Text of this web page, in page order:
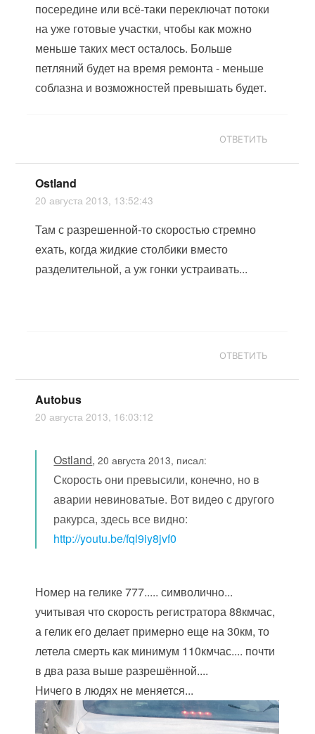
посередине или всё-таки переключат потоки
на уже готовые участки, чтобы как можно
меньше таких мест осталось. Больше
петляний будет на время ремонта - меньше
соблазна и возможностей превышать будет.
ОТВЕТИТЬ
Ostland
20 августа 2013, 13:52:43
Там с разрешенной-то скоростью стремно
ехать, когда жидкие столбики вместо
разделительной, а уж гонки устраивать...
ОТВЕТИТЬ
Autobus
20 августа 2013, 16:03:12
Ostland,20 августа 2013, писал:
Скорость они превысили, конечно, но в
аварии невиноватые. Вот видео с другого
ракурса, здесь все видно:
http://youtu.be/fql9iy8jvf0
Номер на гелике 777..... символично...
учитывая что скорость регистратора 88кмчас,
а гелик его делает примерно еще на 30км, то
летела смерть как минимум 110кмчас.... почти
в два раза выше разрешённой....
Ничего в людях не меняется...